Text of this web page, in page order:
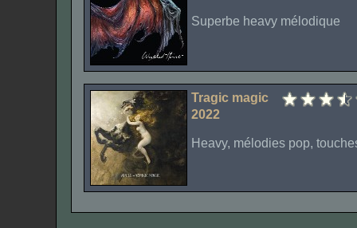
Superbe heavy mélodique
Tragic magic
2022
Heavy, mélodies pop,